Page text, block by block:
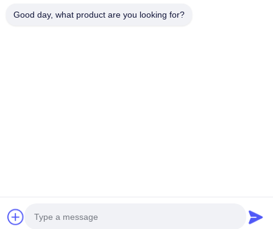
التكنولوجيا العالية، هيفي، أنهوي، الصين
سياسة الخصوصية
Good day, what product are you looking for?